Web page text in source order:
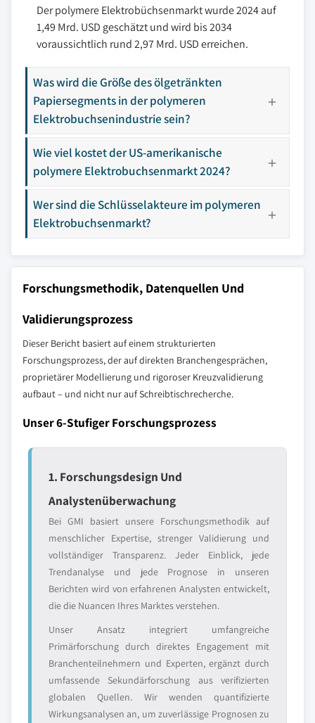
Der polymere Elektrobüchsenmarkt wurde 2024 auf
1,49 Mrd. USD geschätzt und wird bis 2034
voraussichtlich rund 2,97 Mrd. USD erreichen.
Was wird die Größe des ölgetränkten
Papiersegments in der polymeren
Elektrobuchsenindustrie sein?
Wie viel kostet der US-amerikanische
polymere Elektrobuchsenmarkt 2024?
Wer sind die Schlüsselakteure im polymeren
Elektrobuchsenmarkt?
Forschungsmethodik, Datenquellen Und
Validierungsprozess
Dieser Bericht basiert auf einem strukturierten
Forschungsprozess, der auf direkten Branchengesprächen,
proprietärer Modellierung und rigoroser Kreuzvalidierung
aufbaut – und nicht nur auf Schreibtischrecherche.
Unser 6-Stufiger Forschungsprozess
1. Forschungsdesign Und
Analystenüberwachung
Bei GMI basiert unsere Forschungsmethodik auf
menschlicher Expertise, strenger Validierung und
vollständiger Transparenz. Jeder Einblick, jede
Trendanalyse und jede Prognose in unseren
Berichten wird von erfahrenen Analysten entwickelt,
die die Nuancen Ihres Marktes verstehen.
Unser Ansatz integriert umfangreiche
Primärforschung durch direktes Engagement mit
Branchenteilnehmern und Experten, ergänzt durch
umfassende Sekundärforschung aus verifizierten
globalen Quellen. Wir wenden quantifizierte
Wirkungsanalysen an, um zuverlässige Prognosen zu